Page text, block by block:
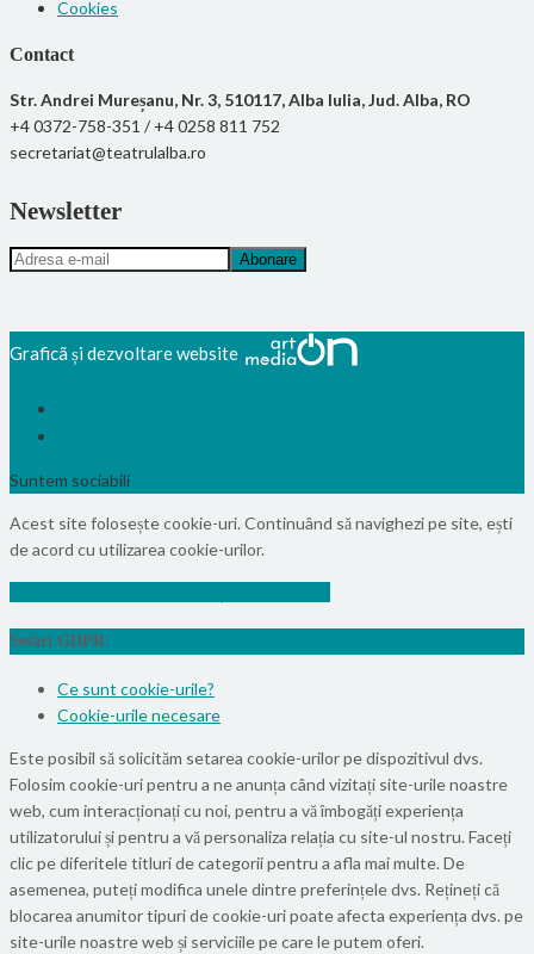
Cookies
Contact
Str. Andrei Mureșanu, Nr. 3, 510117, Alba Iulia, Jud. Alba, RO
+4 0372-758-351 / +4 0258 811 752
secretariat@teatrulalba.ro
Newsletter
Graficã și dezvoltare website
Suntem sociabili
Acest site folosește cookie-uri. Continuând să navighezi pe site, ești
de acord cu utilizarea cookie-urilor.
Setări GDPR
Ce sunt cookie-urile?
Cookie-urile necesare
Este posibil să solicităm setarea cookie-urilor pe dispozitivul dvs.
Folosim cookie-uri pentru a ne anunța când vizitați site-urile noastre
web, cum interacționați cu noi, pentru a vă îmbogăți experiența
utilizatorului și pentru a vă personaliza relația cu site-ul nostru. Faceți
clic pe diferitele titluri de categorii pentru a afla mai multe. De
asemenea, puteți modifica unele dintre preferințele dvs. Rețineți că
blocarea anumitor tipuri de cookie-uri poate afecta experiența dvs. pe
site-urile noastre web și serviciile pe care le putem oferi.